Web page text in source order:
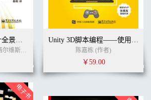
体验引擎：游戏设计全景探秘
Tynan Sylvester（泰南·西尔维斯特） (作者) (译者)
Unity 3D脚本编程——使用C#语言开发跨平台游戏
陈嘉栋 (作者)
￥59.00